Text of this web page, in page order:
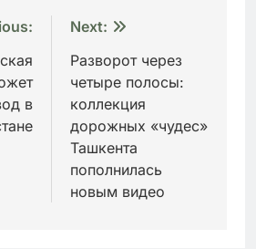
в
Next:
Разворот через
четыре полосы:
коллекция
дорожных «чудес»
Ташкента
пополнилась
новым видео